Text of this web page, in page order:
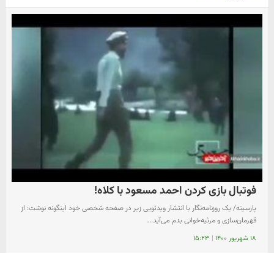
فوتبال بازی کردن احمد مسعود با کلاه!
پارسینه/ یک روزنامه‌نگار با انتشار ویدئویی زیر در صفحه شخصی خود اینگونه نوشت: از
قهرمان‌سازی و مرثیه‌خوانی بدم می‌آید.…
۱۸ شهریور ۱۴۰۰ | ۱۵:۲۳